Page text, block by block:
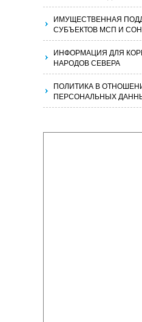
ИМУЩЕСТВЕННАЯ
СУБЪЕКТОВ МСП И
ИНФОРМАЦИЯ ДЛЯ
НАРОДОВ СЕВЕРА
ПОЛИТИКА В
ПЕРСОНАЛЬНЫХ